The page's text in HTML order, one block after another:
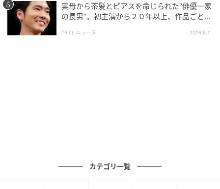
後にもう一度サビを繰り返して念を押す選択肢も、ど
ちらも取られていない。来た速度のまま終端へ突っ込
んで断ち切る。聴き手の側に気持ちを整理する時間を
うに噛み合った瞬間がここにある。
実母から茶髪とピアスを命じられた“俳優一家
の長男”。初主演から２０年以上、作品ごとに
TRILL ニュース 2026.8.7
カテゴリ一覧